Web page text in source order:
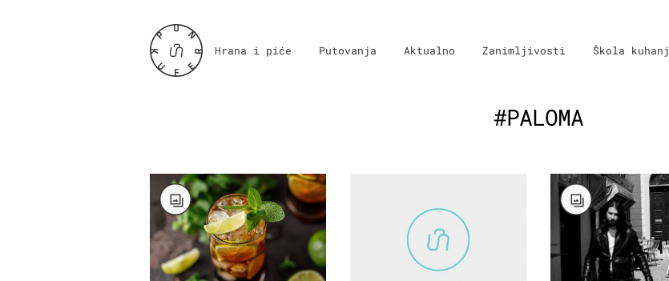
Hrana i piće Putovanja Aktualno Zanimljivosti Škola
#PALOMA